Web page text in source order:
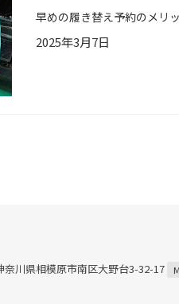
2025年3月7日
川県相模原市南区大野台3-32-17